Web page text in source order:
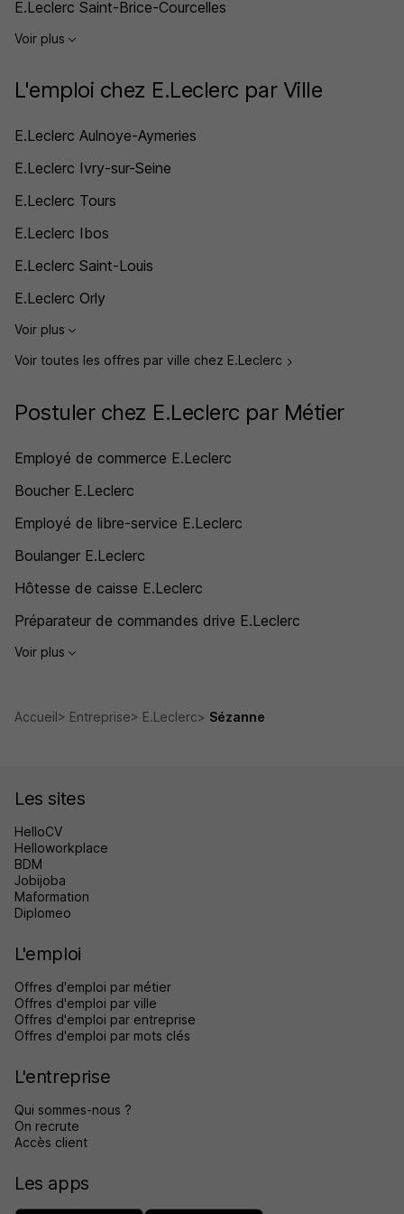
E.Leclerc Saint-Brice-Courcelles
Voir plus
L'emploi chez E.Leclerc par Ville
E.Leclerc Aulnoye-Aymeries
E.Leclerc Ivry-sur-Seine
E.Leclerc Tours
E.Leclerc Ibos
E.Leclerc Saint-Louis
E.Leclerc Orly
Voir plus
Voir toutes les offres par ville chez E.Leclerc
Postuler chez E.Leclerc par Métier
Employé de commerce E.Leclerc
Boucher E.Leclerc
Employé de libre-service E.Leclerc
Boulanger E.Leclerc
Hôtesse de caisse E.Leclerc
Préparateur de commandes drive E.Leclerc
Voir plus
Accueil Entreprise E.Leclerc Sézanne
Les sites
HelloCV
Helloworkplace
BDM
Jobijoba
Maformation
Diplomeo
L'emploi
Offres d'emploi par métier
Offres d'emploi par ville
Offres d'emploi par entreprise
Offres d'emploi par mots clés
L'entreprise
Qui sommes-nous ?
On recrute
Accès client
Les apps